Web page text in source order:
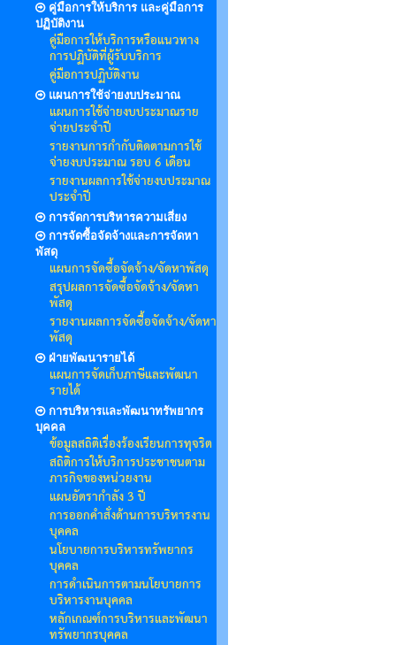
คู่มือการให้บริการ และคู่มือการ
ปฏิบัติงาน
คู่มือการให้บริการหรือแนวทาง
การปฏิบัติที่ผู้รับบริการ
คู่มือการปฏิบัติงาน
แผนการใช้จ่ายงบประมาณ
แผนการใช้จ่ายงบประมาณราย
จ่ายประจำปี
รายงานการกำกับติดตามการใช้
จ่ายงบประมาณ รอบ 6 เดือน
รายงานผลการใช้จ่ายงบประมาณ
ประจำปี
การจัดการบริหารความเสี่ยง
การจัดซื้อจัดจ้างและการจัดหา
พัสดุ
แผนการจัดซื้อจัดจ้าง/จัดหาพัสดุ
สรุปผลการจัดซื้อจัดจ้าง/จัดหา
พัสดุ
รายงานผลการจัดซื้อจัดจ้าง/จัดหา
พัสดุ
ฝ่ายพัฒนารายได้
แผนการจัดเก็บภาษีและพัฒนา
รายได้
การบริหารและพัฒนาทรัพยากร
บุคคล
ข้อมูลสถิติเรื่องร้องเรียนการทุจริต
สถิติการให้บริการประชาชนตาม
ภารกิจของหน่วยงาน
แผนอัตรากำลัง 3 ปี
การออกคำสั่งด้านการบริหารงาน
บุคคล
นโยบายการบริหารทรัพยากร
บุคคล
การดำเนินการตามนโยบายการ
บริหารงานบุคคล
หลักเกณฑ์การบริหารและพัฒนา
ทรัพยากรบุคคล